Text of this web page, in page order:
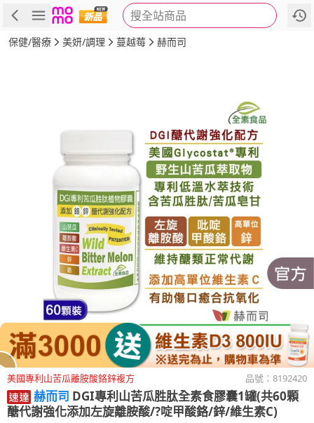
搜全站商品
商品 評價 詳情 規格
保健/醫療 美妍/調理 蔓越莓 赫而司
美國專利山苦瓜離胺酸鉻鋅複方 品號： 8192420
赫而司 DGI專利山苦瓜胜肽全素食膠囊1罐(共60顆
醣代謝強化添加左旋離胺酸/?啶甲酸鉻/鋅/維生素C)